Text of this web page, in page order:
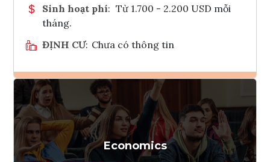
Sinh hoạt phí: Từ 1.700 - 2.200 USD mỗi
tháng.
ĐỊNH CƯ: Chưa có thông tin
Ghi danh
Tham vấn Interlink
Economics